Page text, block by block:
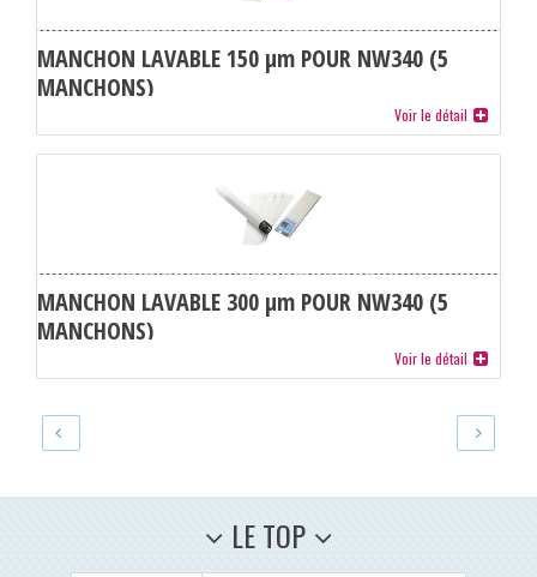
MANCHON LAVABLE 150 µm POUR NW340 (5
MANCHONS)
Voir le détail
MANCHON LAVABLE 300 µm POUR NW340 (5
MANCHONS)
Voir le détail
LE TOP